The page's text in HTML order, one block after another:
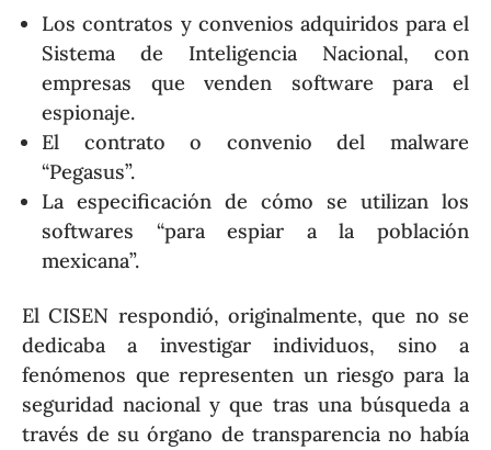
Los contratos y convenios adquiridos para el
Sistema de Inteligencia Nacional, con
empresas que venden software para el
espionaje.
El contrato o convenio del malware
“Pegasus”.
La especificación de cómo se utilizan los
softwares “para espiar a la población
mexicana”.
El CISEN respondió, originalmente, que no se
dedicaba a investigar individuos, sino a
fenómenos que representen un riesgo para la
seguridad nacional y que tras una búsqueda a
través de su órgano de transparencia no había